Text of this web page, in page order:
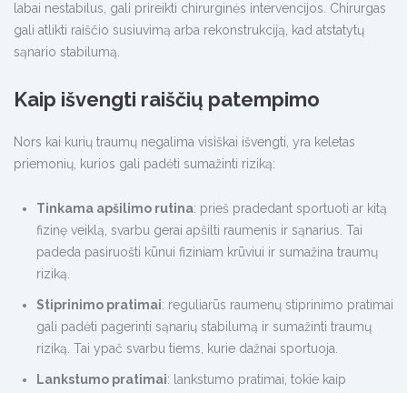
labai nestabilus, gali prireikti chirurginės intervencijos. Chirurgas
gali atlikti raiščio susiuvimą arba rekonstrukciją, kad atstatytų
sąnario stabilumą.
Kaip išvengti raiščių patempimo
Nors kai kurių traumų negalima visiškai išvengti, yra keletas
priemonių, kurios gali padėti sumažinti riziką:
Tinkama apšilimo rutina: prieš pradedant sportuoti ar kitą
fizinę veiklą, svarbu gerai apšilti raumenis ir sąnarius. Tai
padeda pasiruošti kūnui fiziniam krūviui ir sumažina traumų
riziką.
Stiprinimo pratimai: reguliarūs raumenų stiprinimo pratimai
gali padėti pagerinti sąnarių stabilumą ir sumažinti traumų
riziką. Tai ypač svarbu tiems, kurie dažnai sportuoja.
Lankstumo pratimai: lankstumo pratimai, tokie kaip